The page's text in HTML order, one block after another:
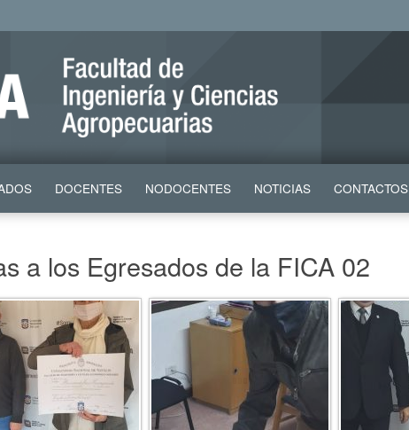
DOCENTES NODOCENTES NOTICIAS CONTACTOS
a los Egresados de la FICA 02